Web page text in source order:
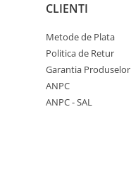
CLIENTI
Metode de Plata
Politica de Retur
Garantia Produselor
ANPC
ANPC - SAL